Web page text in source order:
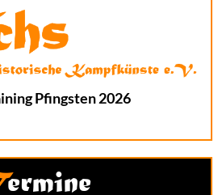
Pfingsten 2026
Termine